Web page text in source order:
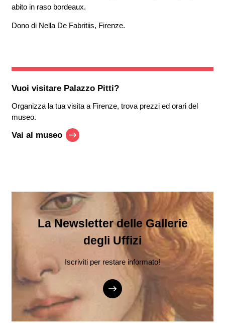
abito in raso bordeaux.
Dono di Nella De Fabritiis, Firenze.
Vuoi visitare Palazzo Pitti?
Organizza la tua visita a Firenze, trova prezzi ed orari del
museo.
Vai al museo
La Newsletter delle Gallerie
degli Uffizi
Iscriviti per restare informato!